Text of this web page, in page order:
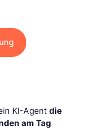
KI-Agent die
am Tag